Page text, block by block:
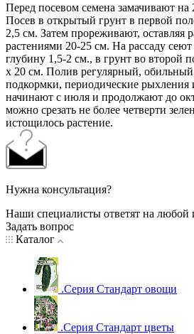
Перед посевом семена замачивают на
Посев в открытый грунт в первой
2,5 см. Затем прореживают, оставляя
растениями 20-25 см. На рассаду сеют
глубину 1,5-2 см., в грунт во второй
x 20 см. Полив регулярный,
подкормки, периодические
начинают с июля и продолжают до
можно срезать не более четверти
истощилось растение.
Нужна консультация?
Наши специалисты ответят на
Задать вопрос
Каталог
.Серия Стандарт овощи
.Серия Стандарт цветы